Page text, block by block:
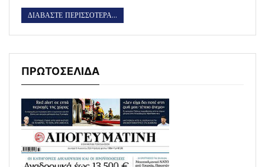
ΔΙΑΒΑΣΤΕ ΠΕΡΙΣΣΟΤΕΡΑ...
ΠΡΩΤΟΣΕΛΙΔΑ